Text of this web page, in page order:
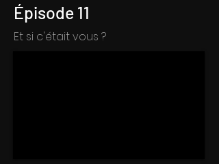
Épisode 11
Et si c'était vous ?